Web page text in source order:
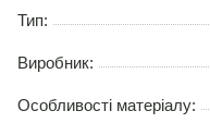
Тип:
Виробник:
Особливості матеріалу: